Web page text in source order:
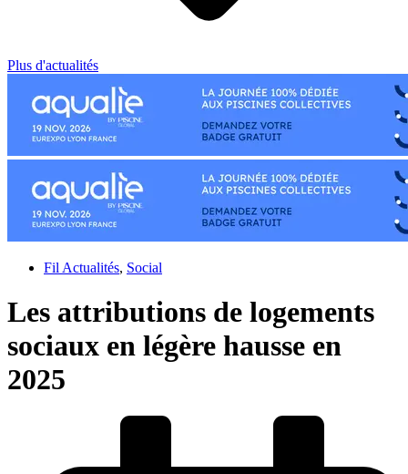
Plus d'actualités
Fil Actualités, Social
Les attributions de logements
sociaux en légère hausse en
2025